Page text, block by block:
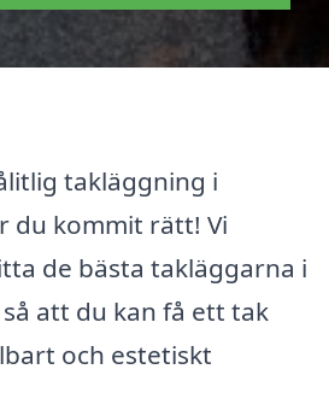
takläggning i
du kommit rätt! Vi
de bästa takläggarna i
att du kan få ett tak
och estetiskt